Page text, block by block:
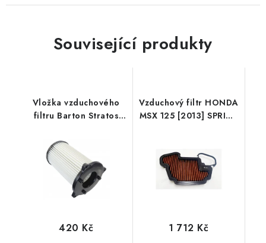
Související produkty
Vložka vzduchového
filtru Barton Stratos
420 Kč
Vzduchový filtr HONDA
MSX 125 [2013] SPRINT
1 712 Kč